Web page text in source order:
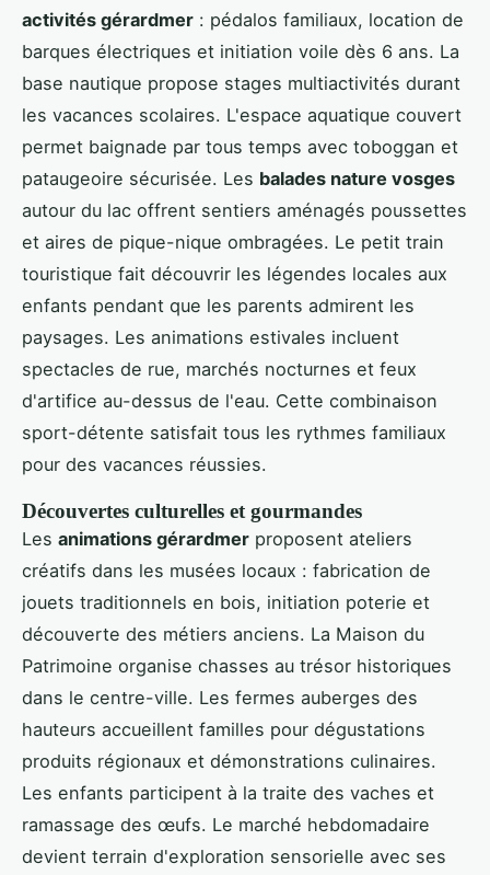
activités gérardmer : pédalos familiaux, location de
barques électriques et initiation voile dès 6 ans. La
base nautique propose stages multiactivités durant
les vacances scolaires. L'espace aquatique couvert
permet baignade par tous temps avec toboggan et
pataugeoire sécurisée. Les balades nature vosges
autour du lac offrent sentiers aménagés poussettes
et aires de pique-nique ombragées. Le petit train
touristique fait découvrir les légendes locales aux
enfants pendant que les parents admirent les
paysages. Les animations estivales incluent
spectacles de rue, marchés nocturnes et feux
d'artifice au-dessus de l'eau. Cette combinaison
sport-détente satisfait tous les rythmes familiaux
pour des vacances réussies.
Découvertes culturelles et gourmandes
Les animations gérardmer proposent ateliers
créatifs dans les musées locaux : fabrication de
jouets traditionnels en bois, initiation poterie et
découverte des métiers anciens. La Maison du
Patrimoine organise chasses au trésor historiques
dans le centre-ville. Les fermes auberges des
hauteurs accueillent familles pour dégustations
produits régionaux et démonstrations culinaires.
Les enfants participent à la traite des vaches et
ramassage des œufs. Le marché hebdomadaire
devient terrain d'exploration sensorielle avec ses